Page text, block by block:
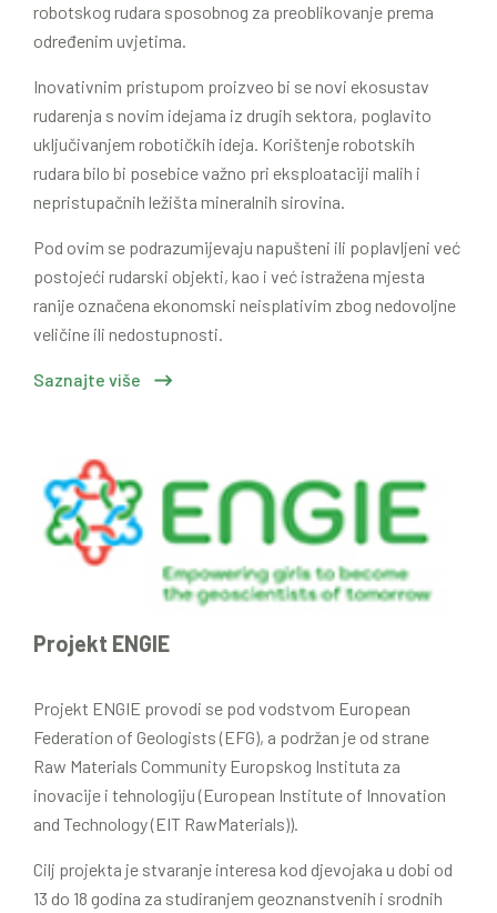
robotskog rudara sposobnog za preoblikovanje prema
određenim uvjetima.
Inovativnim pristupom proizveo bi se novi ekosustav
rudarenja s novim idejama iz drugih sektora, poglavito
uključivanjem robotičkih ideja. Korištenje robotskih
rudara bilo bi posebice važno pri eksploataciji malih i
nepristupačnih ležišta mineralnih sirovina.
Pod ovim se podrazumijevaju napušteni ili poplavljeni već
postojeći rudarski objekti, kao i već istražena mjesta
ranije označena ekonomski neisplativim zbog nedovoljne
veličine ili nedostupnosti.
Saznajte više
Projekt ENGIE
Projekt ENGIE provodi se pod vodstvom European
Federation of Geologists (EFG), a podržan je od strane
Raw Materials Community Europskog Instituta za
inovacije i tehnologiju (European Institute of Innovation
and Technology (EIT RawMaterials)).
Cilj projekta je stvaranje interesa kod djevojaka u dobi od
13 do 18 godina za studiranjem geoznanstvenih i srodnih